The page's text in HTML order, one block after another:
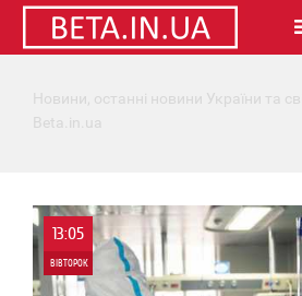
Новини, останні новини України та
Beta.in.ua
13:05
ВІВТОРОК